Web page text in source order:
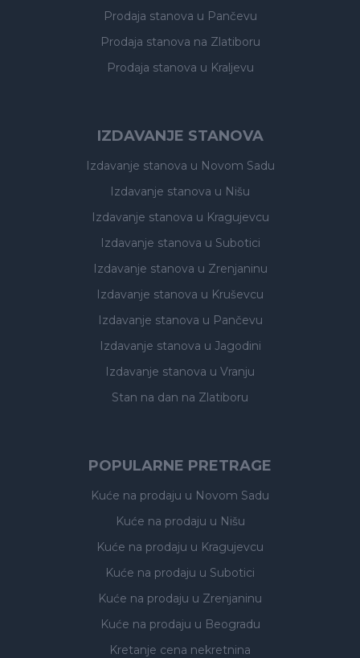
Prodaja stanova u Pančevu
Prodaja stanova na Zlatiboru
Prodaja stanova u Kraljevu
IZDAVANJE STANOVA
Izdavanje stanova u Novom Sadu
Izdavanje stanova u Nišu
Izdavanje stanova u Kragujevcu
Izdavanje stanova u Subotici
Izdavanje stanova u Zrenjaninu
Izdavanje stanova u Kruševcu
Izdavanje stanova u Pančevu
Izdavanje stanova u Jagodini
Izdavanje stanova u Vranju
Stan na dan na Zlatiboru
POPULARNE PRETRAGE
Kuće na prodaju u Novom Sadu
Kuće na prodaju u Nišu
Kuće na prodaju u Kragujevcu
Kuće na prodaju u Subotici
Kuće na prodaju u Zrenjaninu
Kuće na prodaju u Beogradu
Kretanje cena nekretnina